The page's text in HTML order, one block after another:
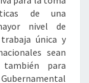
de una
nivel de
única y
sean
para